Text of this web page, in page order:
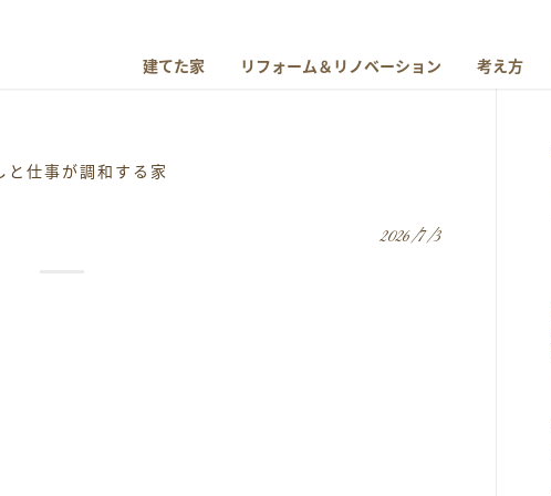
建てた家 リフォーム＆リノベーション 考え方
と仕事が調和する家
2026/7/3